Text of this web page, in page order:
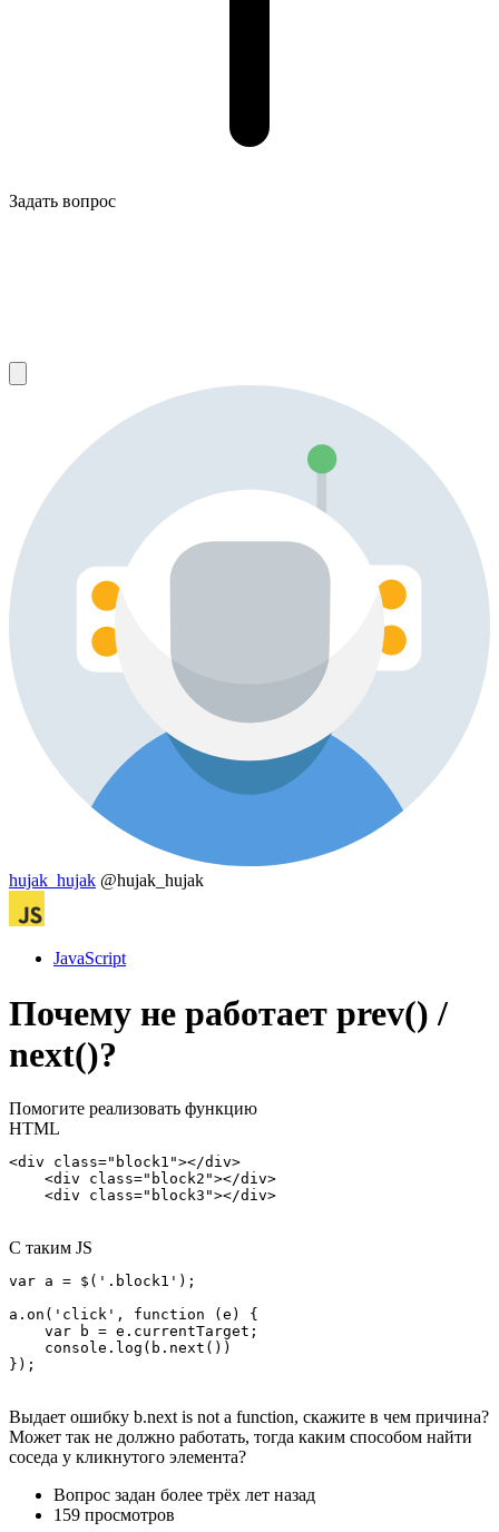
Задать вопрос
hujak_hujak @hujak_hujak
JavaScript
Почему не работает prev() /
next()?
Помогите реализовать функцию
HTML
<div class="block1"></div>
    <div class="block2"></div>
    <div class="block3"></div>
С таким JS
var a = $('.block1');
a.on('click', function (e) {
    var b = e.currentTarget;
    console.log(b.next())
});
Выдает ошибку b.next is not a function, скажите в чем причина?
Может так не должно работать, тогда каким способом найти
соседа у кликнутого элемента?
Вопрос задан более трёх лет назад
159 просмотров